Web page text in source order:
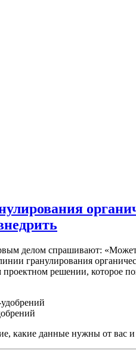
делом спрашивают:
гранулирования
решении, которое
какие данные нужны от вас